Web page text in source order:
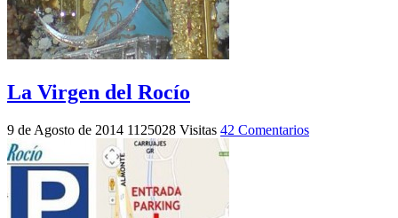
La Virgen del Rocío
9 de Agosto de 2014 1125028 Visitas 42 Comentarios